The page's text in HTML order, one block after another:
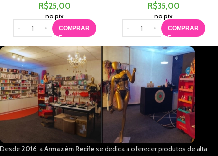
R$25,00
no pix
COMPRAR
R$35,00
no pix
COMPRAR
Desde 2016, aArmazém Recifese dedica a oferecer produtos de alta